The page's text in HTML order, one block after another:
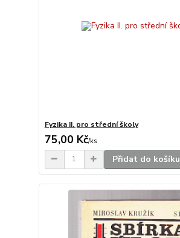
Fyzika II. pro střední školy
75,00 Kč/ks
Přidat do košíku